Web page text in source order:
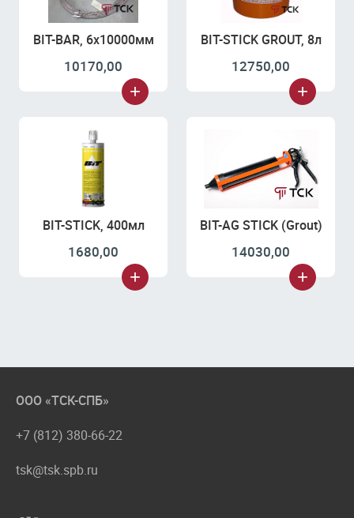
BIT-BAR, 6х10000мм
10170,00
BIT-STICK GROUT, 8л
12750,00
BIT-STICK, 400мл
1680,00
BIT-AG STICK (Grout)
14030,00
ООО «ТСК-СПБ»
+7 (812) 380-66-22
tsk@tsk.spb.ru